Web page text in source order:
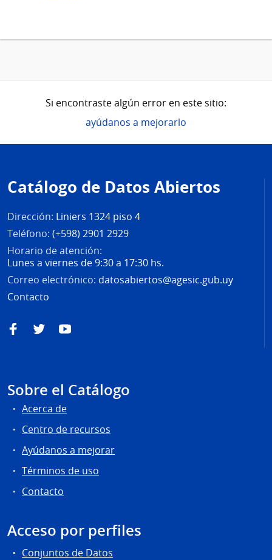
Si encontraste algún error en este sitio:
ayúdanos a mejorarlo
de
página
Catálogo de Datos Abiertos
Dirección: Liniers 1324 piso 4
Teléfono: (+598) 2901 2929
Horario de atención:
Lunes a viernes de 9:30 a 17:30 hs.
Correo electrónico: datosabiertos@agesic.gub.uy
Contacto
FacebookTwitterYouTube
Sobre el Catálogo
Acerca de
Centro de recursos
Ayúdanos a mejorar
Términos de uso
Contacto
Acceso por perfiles
Conjuntos de Datos